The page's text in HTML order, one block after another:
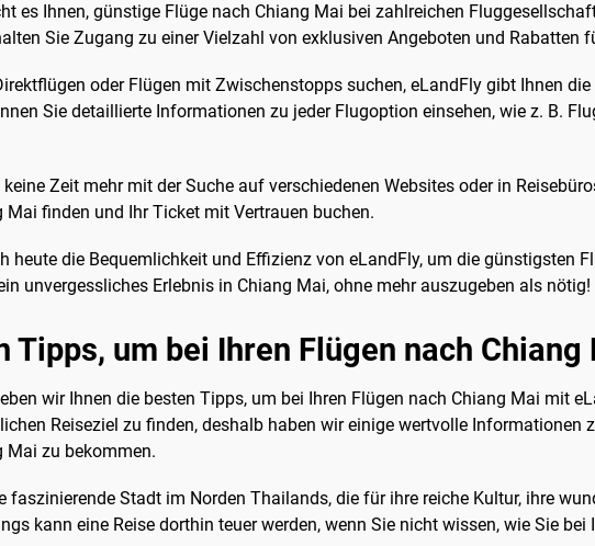
es Ihnen, günstige Flüge nach Chiang Mai bei zahlreichen
Sie Zugang zu einer Vielzahl von exklusiven Angeboten und Rabatten
oder Flügen mit Zwischenstopps suchen, eLandFly gibt Ihnen
Sie detaillierte Informationen zu jeder Flugoption einsehen, wie z. B.
Zeit mehr mit der Suche auf verschiedenen Websites oder in
Mai finden und Ihr Ticket mit Vertrauen buchen.
heute die Bequemlichkeit und Effizienz von eLandFly, um die günstigsten
unvergessliches Erlebnis in Chiang Mai, ohne mehr auszugeben als nötig!
Tipps, um bei Ihren Flügen nach
wir Ihnen die besten Tipps, um bei Ihren Flügen nach Chiang Mai mit
Reiseziel zu finden, deshalb haben wir einige wertvolle
Mai zu bekommen.
faszinierende Stadt im Norden Thailands, die für ihre reiche Kultur, ihre
kann eine Reise dorthin teuer werden, wenn Sie nicht wissen, wie Sie bei